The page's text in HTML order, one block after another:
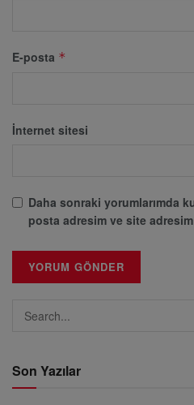
E-posta *
İnternet sitesi
Daha sonraki yorumlarımda
posta adresim ve site
Son Yazılar